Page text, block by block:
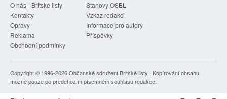
O nás - Britské listy
Stanovy OSBL
Kontakty
Vzkaz redakci
Opravy
Informace pro autory
Reklama
Příspěvky
Obchodní podmínky
Copyright © 1996-2026Občanské sdružení Britské listy | Kopírování obsahu
možné pouze po předchozím písemném souhlasu redakce.